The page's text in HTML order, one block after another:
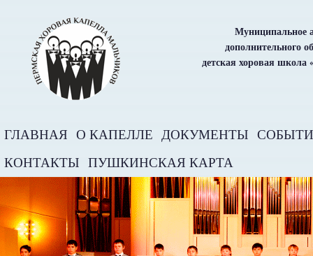
Муниципальное
дополнительного
детская хоровая школа
ГЛАВНАЯ О КАПЕЛЛЕ ДОКУМЕНТЫ
КОНТАКТЫ
ПУШКИНСКАЯ КАРТА